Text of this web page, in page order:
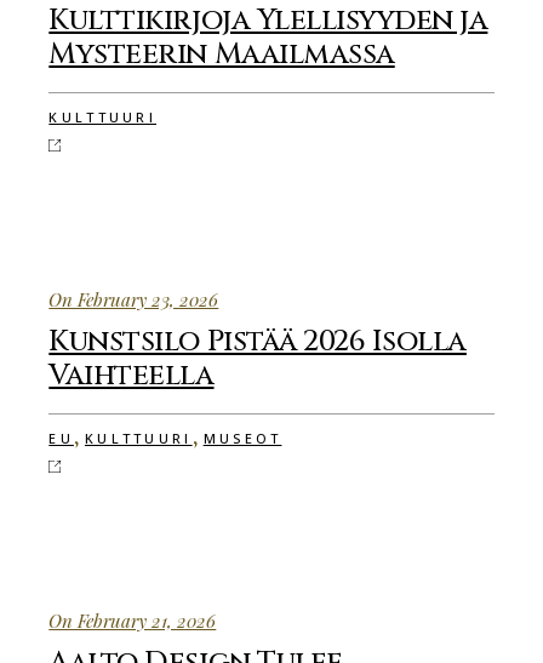
Kulttikirjoja Ylellisyyden ja
Mysteerin Maailmassa
KULTTUURI
On February 23, 2026
Kunstsilo Pistää 2026 Isolla
Vaihteella
EU , KULTTUURI , MUSEOT
On February 21, 2026